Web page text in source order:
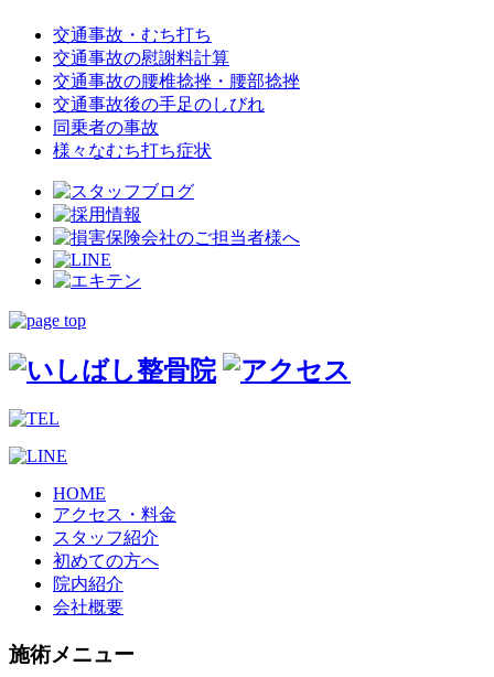
交通事故・むち打ち
交通事故の慰謝料計算
交通事故の腰椎捻挫・腰部捻挫
交通事故後の手足のしびれ
同乗者の事故
様々なむち打ち症状
HOME
アクセス・料金
スタッフ紹介
初めての方へ
院内紹介
会社概要
施術メニュー